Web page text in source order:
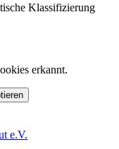
Klassifizierung
erkannt.
e.V.